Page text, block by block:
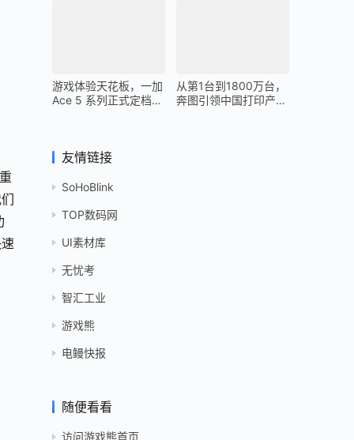
游戏体验天花板，一加
Ace 5 系列正式定档
从第1台到1800万台，
奔图引领中国打印产业
友情链接
SoHoBlink
TOP数码网
UI素材库
无忧考
智汇工业
游戏熊
电鳗快报
随便看看
访问游戏熊首页